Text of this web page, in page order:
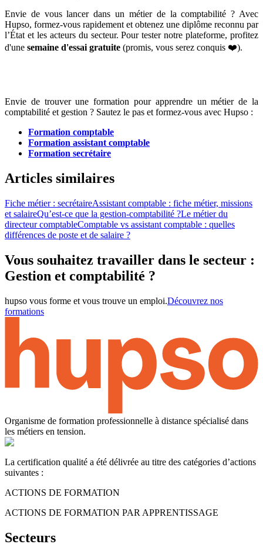
Envie de vous lancer dans un métier de la comptabilité ? Avec
Hupso, formez-vous rapidement et obtenez une diplôme reconnu par
l’État et les acteurs du secteur. Pour tester notre plateforme, profitez
d'une semaine d'essai gratuite (promis, vous serez conquis ❤️).
Envie de trouver une formation pour apprendre un métier de la
comptabilité et gestion ? Sautez le pas et formez-vous avec Hupso :
Formation comptable
Formation assistant comptable
Formation secrétaire
Articles similaires
Fiche métier : secrétaireAssistant comptable : fiche métier, missions
et salaireQu’est-ce que la gestion-comptabilité ?Le métier du
directeur comptableComptable vs assistant comptable : quelles
différences de poste et de salaire ?
Vous souhaitez travailler dans le secteur :
Gestion et comptabilité ?
hupso vous forme et vous trouve un emploi.Découvrez nos
formations
Organisme de formation professionnelle à distance spécialisé dans
les métiers en tension.
La certification qualité a été délivrée au titre des catégories d’actions
suivantes :
ACTIONS DE FORMATION
ACTIONS DE FORMATION PAR APPRENTISSAGE
Secteurs